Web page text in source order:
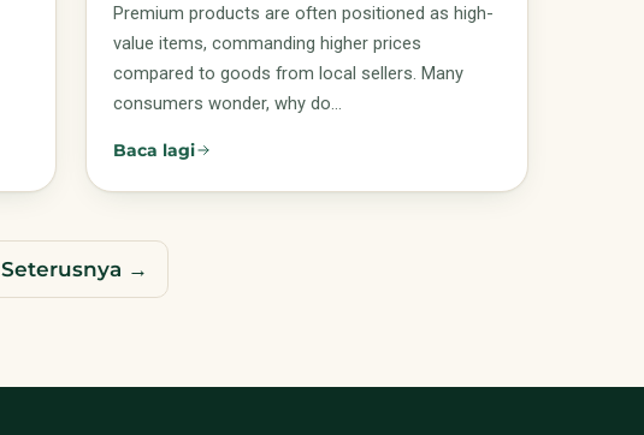
Premium products are often positioned as high-
value items, commanding higher prices
compared to goods from local sellers. Many
consumers wonder, why do…
Baca lagi
Seterusnya →